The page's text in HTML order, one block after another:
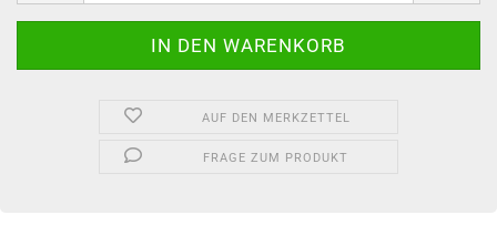
AUF DEN MERKZETTEL
FRAGE ZUM PRODUKT